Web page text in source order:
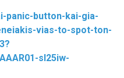
panic-button-kai-gia-
vias-to-spot-ton-
sI25iw-